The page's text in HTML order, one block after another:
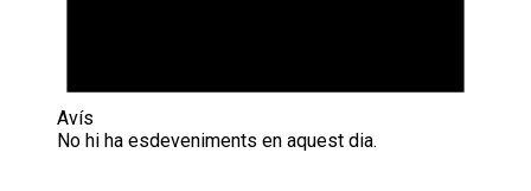
Avís
No hi ha esdeveniments en aquest dia.